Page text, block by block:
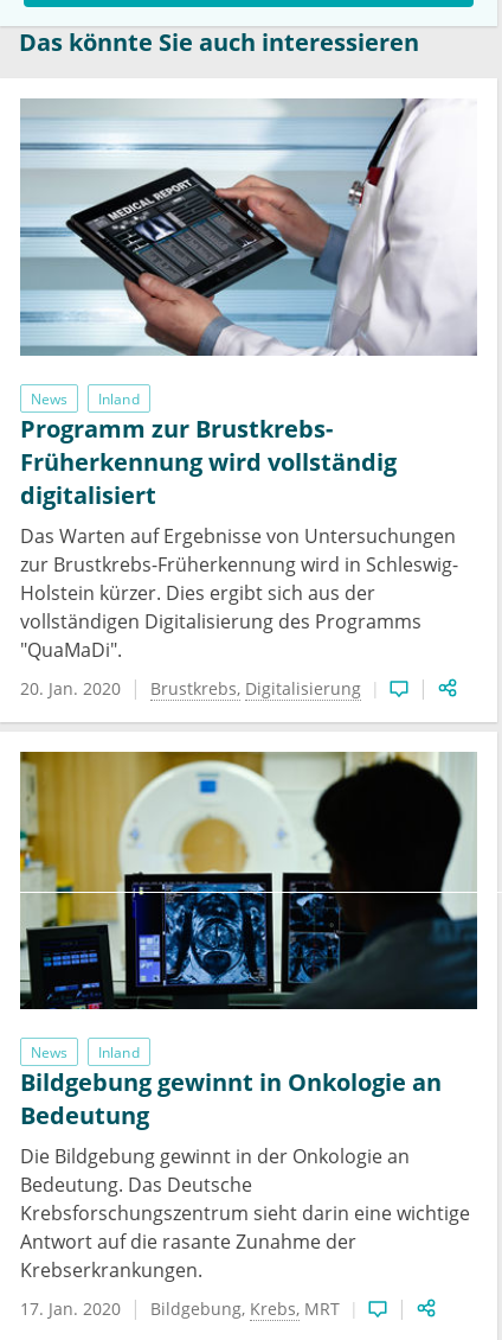
Das könnte Sie auch interessieren
News Inland
Programm zur Brustkrebs-
Früherkennung wird vollständig
digitalisiert
Das Warten auf Ergebnisse von Untersuchungen
zur Brustkrebs-Früherkennung wird in Schleswig-
Holstein kürzer. Dies ergibt sich aus der
vollständigen Digitalisierung des Programms
"QuaMaDi".
20. Jan. 2020 Brustkrebs Digitalisierung
News Inland
Bildgebung gewinnt in Onkologie an
Bedeutung
Die Bildgebung gewinnt in der Onkologie an
Bedeutung. Das Deutsche
Krebsforschungszentrum sieht darin eine wichtige
Antwort auf die rasante Zunahme der
Krebserkrankungen.
17. Jan. 2020 Bildgebung Krebs MRT